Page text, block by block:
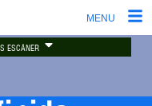
MENU
ESCÁNER